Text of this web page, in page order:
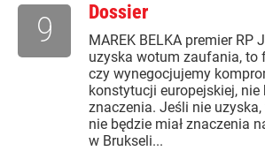
Dossier
MAREK BELKA premier RP
uzyska wotum zaufania, to
czy wynegocjujemy
konstytucji europejskiej, nie
znaczenia. Jeśli nie
nie będzie miał znaczenia
w Brukseli...
9